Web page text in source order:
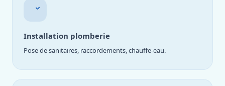
Installation plomberie
Pose de sanitaires, raccordements, chauffe-eau.